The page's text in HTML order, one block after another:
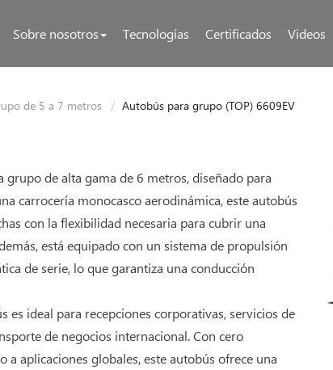
Sobre nosotros Tecnologías Certificados Videos
de 5 a 7 metros Autobús para grupo (TOP) 6609EV
de alta gama de 6 metros, diseñado para
carrocería monocasco aerodinámica, este autobús
con la flexibilidad necesaria para cubrir una
está equipado con un sistema de propulsión
de serie, lo que garantiza una conducción
es ideal para recepciones corporativas, servicios de
de negocios internacional. Con cero
aplicaciones globales, este autobús ofrece una